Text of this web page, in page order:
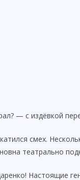
— с издёвкой
смех.
театрально
Настоящие